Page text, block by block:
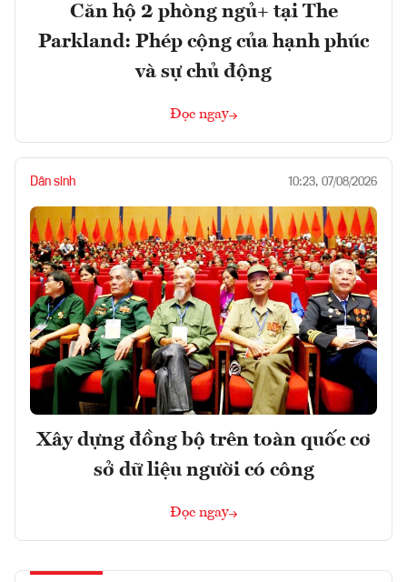
Căn hộ 2 phòng ngủ+ tại The
Parkland: Phép cộng của hạnh phúc
và sự chủ động
Đọc ngay
Dân sinh 10:23, 07/08/2026
Xây dựng đồng bộ trên toàn quốc cơ
sở dữ liệu người có công
Đọc ngay